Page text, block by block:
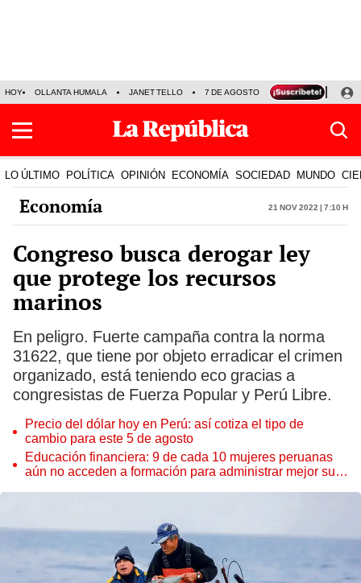
HOY OLLANTA HUMALA JANET TELLO 7 DE AGOSTO TINKA RESULTADOS
LO ÚLTIMO POLÍTICA OPINIÓN ECONOMÍA SOCIEDAD MUNDO
Economía 21 Nov 2022 | 7:10 h
Congreso busca derogar ley
que protege los recursos
marinos
En peligro. Fuerte campaña contra la norma
31622, que tiene por objeto erradicar el crimen
organizado, está teniendo eco gracias a
congresistas de Fuerza Popular y Perú Libre.
Precio del dólar hoy en Perú: así cotiza el tipo de
cambio para este 5 de agosto
Educación financiera: 9 de cada 10 mujeres peruanas
aún no acceden a formación para administrar mejor su